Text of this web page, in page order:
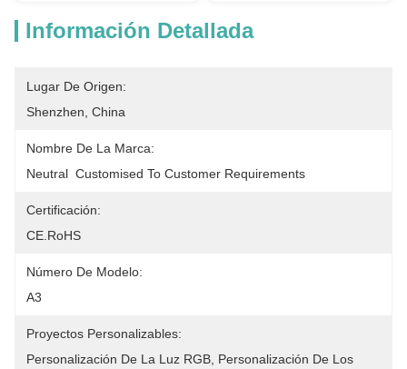
Información Detallada
Lugar De Origen:
Shenzhen, China
Nombre De La Marca:
Neutral  Customised To Customer Requirements
Certificación:
CE.RoHS
Número De Modelo:
A3
Proyectos Personalizables:
Personalización De La Luz RGB, Personalización De Los